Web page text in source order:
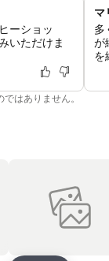
ーショッ
いただけま
マ
多
が
を
はありません。